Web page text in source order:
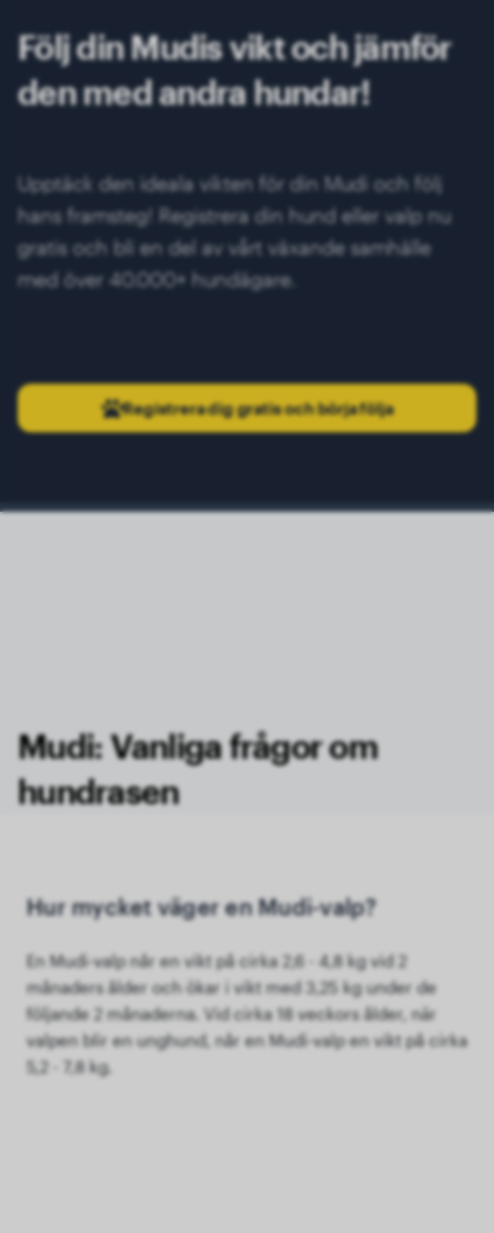
Följ din Mudis vikt och jämför
den med andra hundar!
Upptäck den ideala vikten för din Mudi och följ
hans framsteg! Registrera din hund eller valp nu
gratis och bli en del av vårt växande samhälle
med över 40.000+ hundägare.
Registrera dig gratis och börja följa
Mudi: Vanliga frågor om
hundrasen
Hur mycket väger en Mudi-valp?
En Mudi-valp når en vikt på cirka 2,6 - 4,8 kg vid 2
månaders ålder och ökar i vikt med 3,25 kg under de
följande 2 månaderna. Vid cirka 18 veckors ålder, när
valpen blir en unghund, når en Mudi-valp en vikt på cirka
5,2 - 7,8 kg.